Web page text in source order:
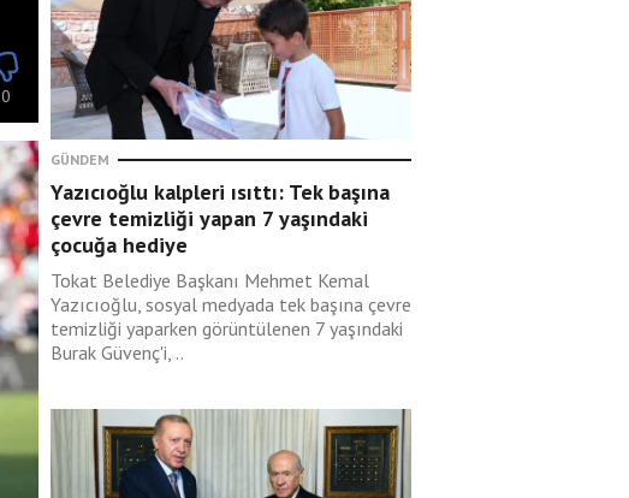
0
GÜNDEM
Yazıcıoğlu kalpleri ısıttı: Tek başına
çevre temizliği yapan 7 yaşındaki
çocuğa hediye
Tokat Belediye Başkanı Mehmet Kemal
Yazıcıoğlu, sosyal medyada tek başına çevre
temizliği yaparken görüntülenen 7 yaşındaki
Burak Güvenç'i, ..